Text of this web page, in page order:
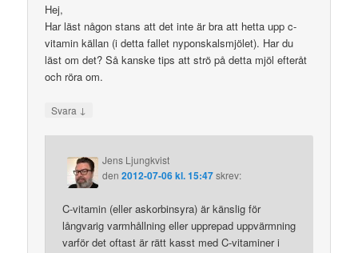
Hej,
Har läst någon stans att det inte är bra att hetta upp c-
vitamin källan (i detta fallet nyponskalsmjölet). Har du
läst om det? Så kanske tips att strö på detta mjöl efteråt
och röra om.
Svara ↓
Jens Ljungkvist
den2012-07-06 kl. 15:47skrev:
C-vitamin (eller askorbinsyra) är känslig för
långvarig varmhållning eller upprepad uppvärmning
varför det oftast är rätt kasst med C-vitaminer i